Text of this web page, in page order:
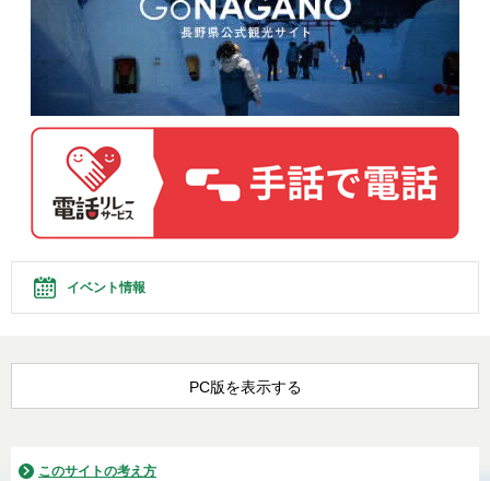
イベント情報
PC版を表示する
このサイトの考え方